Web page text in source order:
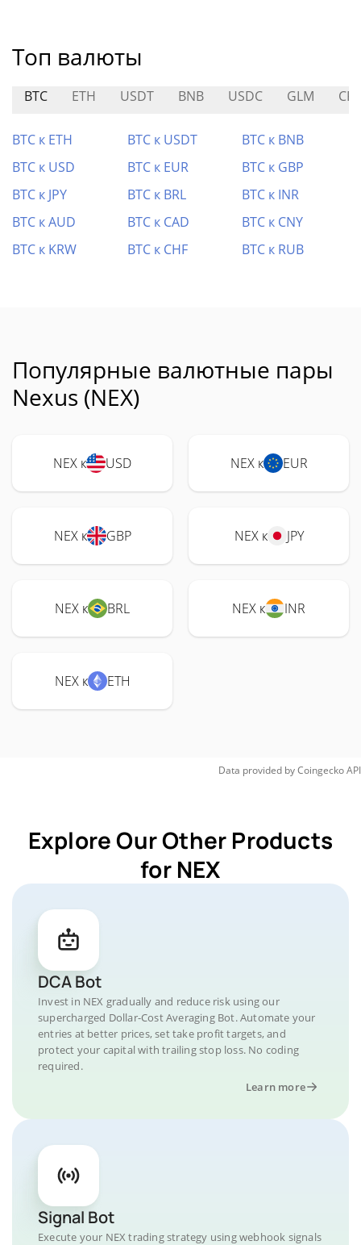
Топ валюты
BTC ETH USDT BNB USDC GLM
BTC к ETH BTC к USDT
BTC к BNB
BTC к USD
BTC к EUR
BTC к GBP
BTC к JPY
BTC к BRL
BTC к INR
BTC к AUD
BTC к CAD
BTC к CNY
BTC к KRW
BTC к CHF BTC к RUB
Популярные валютные пары
Nexus (NEX)
NEX к USD NEX к EUR
NEX к GBP NEX к JPY
NEX к BRL NEX к INR
NEX к ETH
Data provided byCoingeckoAPI
Explore Our Other Products
for NEX
DCA Bot
Invest in NEX gradually and reduce risk using our
supercharged Dollar-Cost Averaging Bot. Automate your
entries at better prices, set take profit targets, and
protect your capital with trailing stop loss. No coding
required.
Learn more
Signal Bot
Execute your NEX trading strategy using webhook signals